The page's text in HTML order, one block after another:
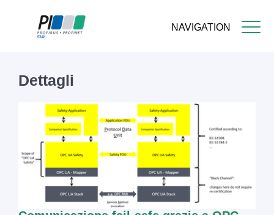
NAVIGATION
mainDettagli